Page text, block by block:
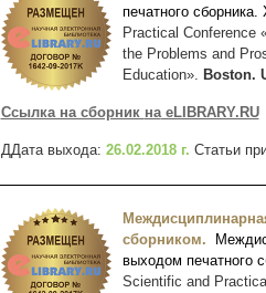
печатного сборника.
Practical Conference
the Problems and
Education». Boston.
Ссылка на сборник наeLIBRARY.RU
ДДата выхода: 26.02.2018 г. Статьи
сборником.
выходом печатного
Scientific and